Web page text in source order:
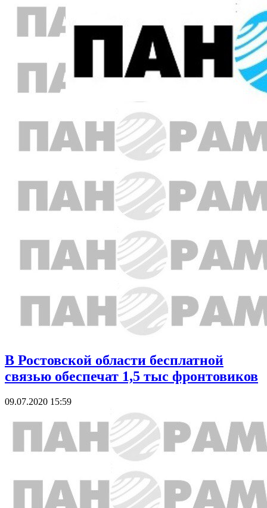
В Ростовской области бесплатной
связью обеспечат 1,5 тыс фронтовиков
09.07.2020 15:59